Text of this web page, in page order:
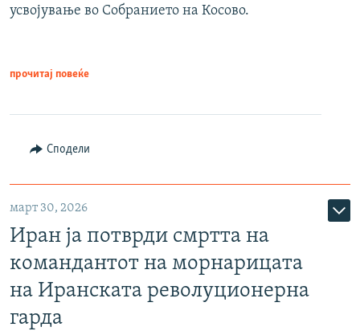
усвојување во Собранието на Косово.
прочитај повеќе
Сподели
март 30, 2026
Иран ја потврди смртта на
командантот на морнарицата
на Иранската револуционерна
гарда